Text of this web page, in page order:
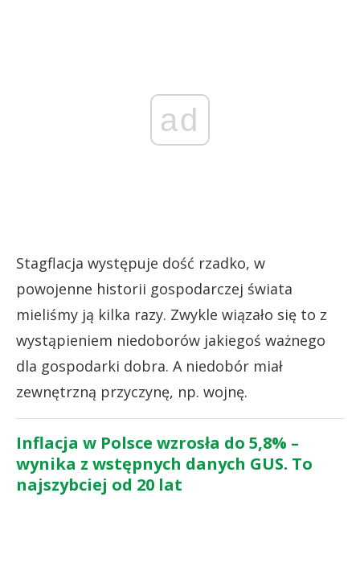
ad
Stagflacja występuje dość rzadko, w
powojenne historii gospodarczej świata
mieliśmy ją kilka razy. Zwykle wiązało się to z
wystąpieniem niedoborów jakiegoś ważnego
dla gospodarki dobra. A niedobór miał
zewnętrzną przyczynę, np. wojnę.
Inflacja w Polsce wzrosła do 5,8% –
wynika z wstępnych danych GUS. To
najszybciej od 20 lat